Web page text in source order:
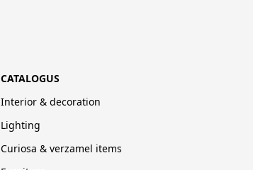
CATALOGUS
Interior & decoration
Lighting
Curiosa & verzamel items